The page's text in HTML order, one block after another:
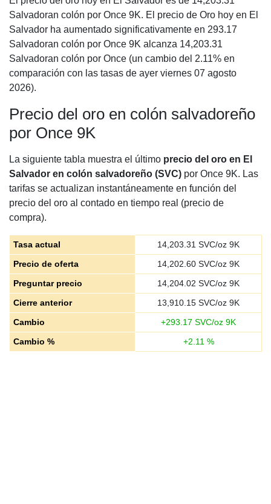
Salvadoran colón por Once 9K. El precio de Oro hoy en El
Salvador ha aumentado significativamente en 293.17
Salvadoran colón por Once 9K alcanza 14,203.31
Salvadoran colón por Once (un cambio del 2.11% en
comparación con las tasas de ayer viernes 07 agosto
2026).
Precio del oro en colón salvadoreño
por Once 9K
La siguiente tabla muestra el último precio del oro en El
Salvador en colón salvadoreño (SVC) por Once 9K. Las
tarifas se actualizan instantáneamente en función del
precio del oro al contado en tiempo real (precio de
compra).
Tasa actual 14,203.31 SVC/oz 9K
Precio de oferta
14,202.60 SVC/oz 9K
Preguntar precio
14,204.02 SVC/oz 9K
Cierre anterior
13,910.15 SVC/oz 9K
Cambio
+293.17 SVC/oz 9K
Cambio %
+2.11 %